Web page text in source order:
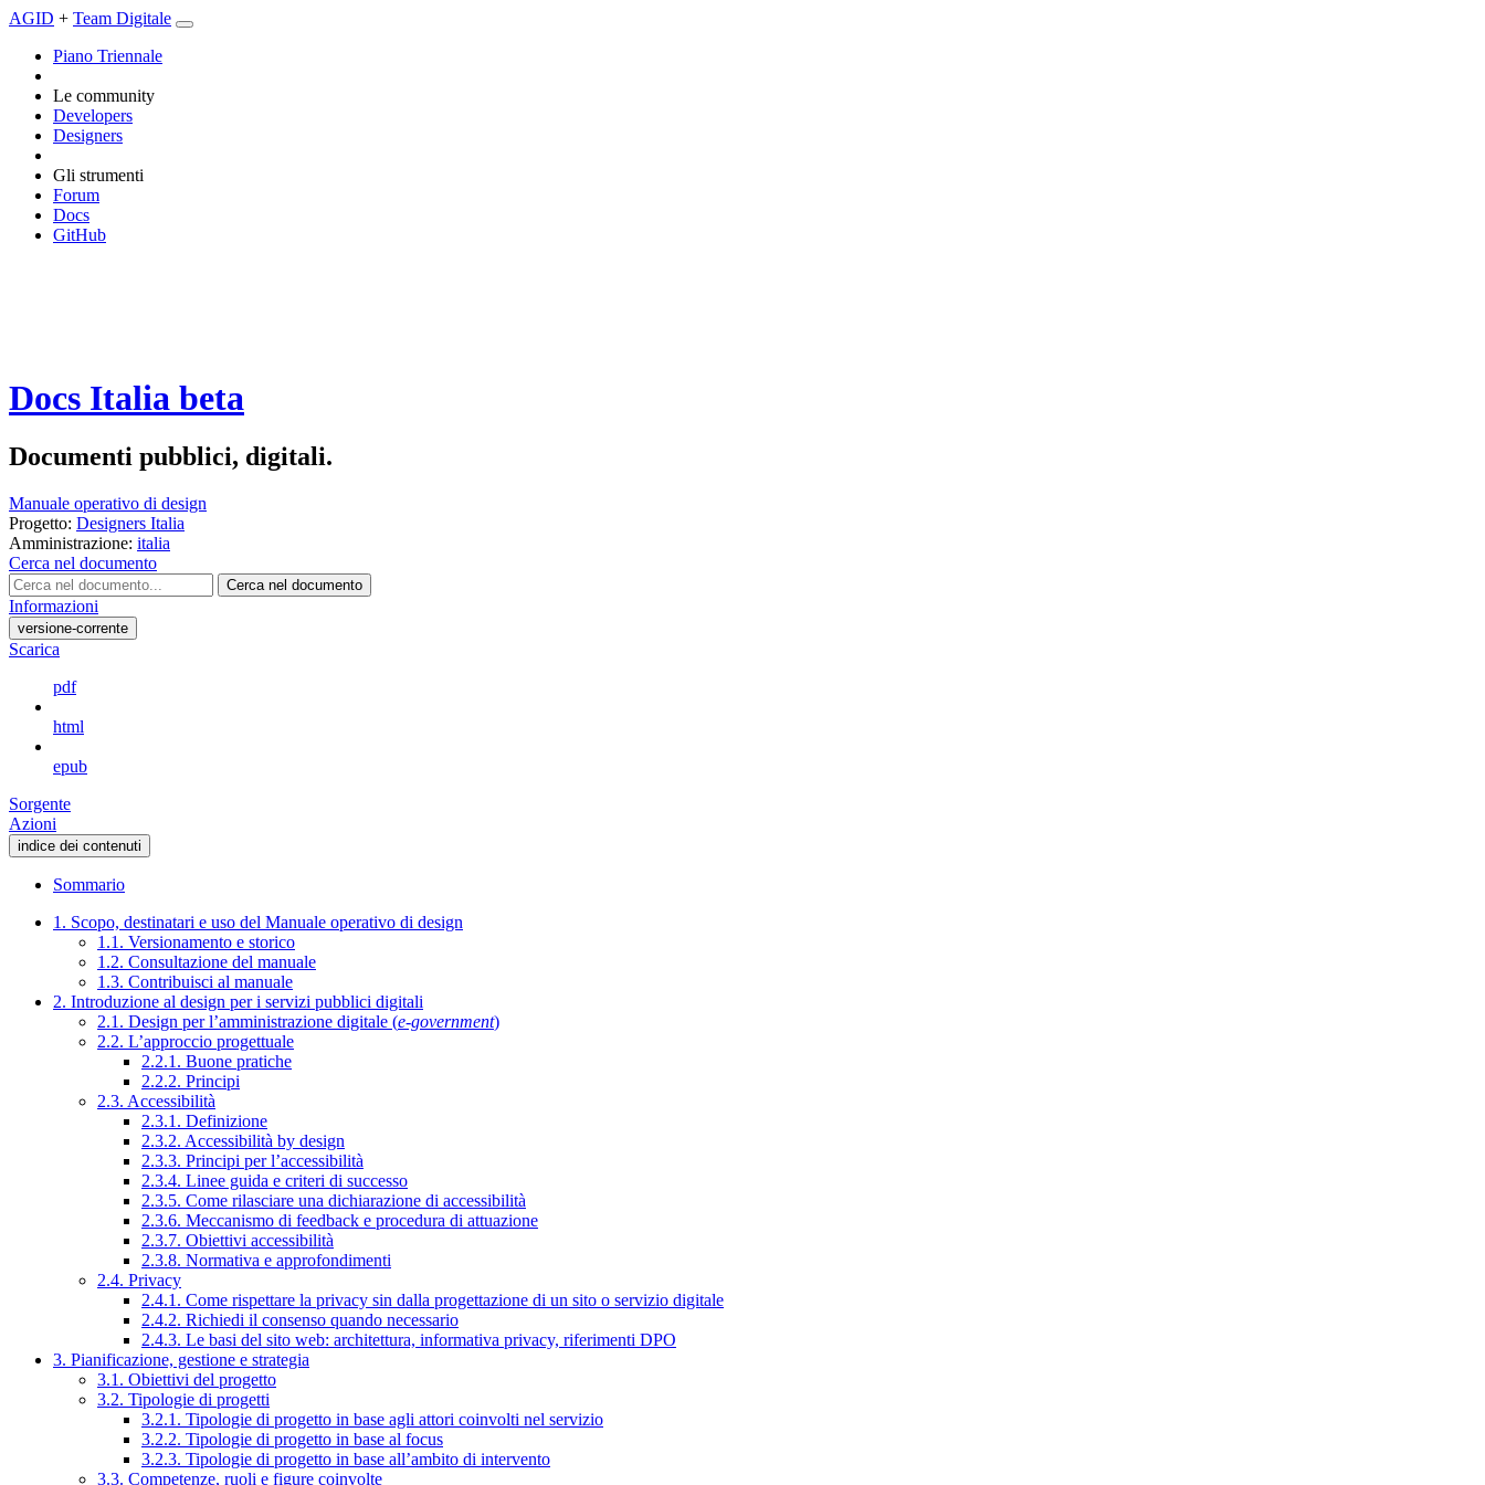
AGID + Team Digitale
Piano Triennale
Le community
Developers
Designers
Gli strumenti
Forum
Docs
GitHub
Docs Italia beta
Documenti pubblici, digitali.
Manuale operativo di design
Progetto: Designers Italia
Amministrazione: italia
Cerca nel documento
Cerca nel documento
Informazioni
versione-corrente
Scarica
pdf
html
epub
Sorgente
Azioni
indice dei contenuti
Sommario
1. Scopo, destinatari e uso del Manuale operativo di design
1.1. Versionamento e storico
1.2. Consultazione del manuale
1.3. Contribuisci al manuale
2. Introduzione al design per i servizi pubblici digitali
2.1. Design per l’amministrazione digitale (e-government)
2.2. L’approccio progettuale
2.2.1. Buone pratiche
2.2.2. Principi
2.3. Accessibilità
2.3.1. Definizione
2.3.2. Accessibilità by design
2.3.3. Principi per l’accessibilità
2.3.4. Linee guida e criteri di successo
2.3.5. Come rilasciare una dichiarazione di accessibilità
2.3.6. Meccanismo di feedback e procedura di attuazione
2.3.7. Obiettivi accessibilità
2.3.8. Normativa e approfondimenti
2.4. Privacy
2.4.1. Come rispettare la privacy sin dalla progettazione di un sito o servizio digitale
2.4.2. Richiedi il consenso quando necessario
2.4.3. Le basi del sito web: architettura, informativa privacy, riferimenti DPO
3. Pianificazione, gestione e strategia
3.1. Obiettivi del progetto
3.2. Tipologie di progetti
3.2.1. Tipologie di progetto in base agli attori coinvolti nel servizio
3.2.2. Tipologie di progetto in base al focus
3.2.3. Tipologie di progetto in base all’ambito di intervento
3.3. Competenze, ruoli e figure coinvolte